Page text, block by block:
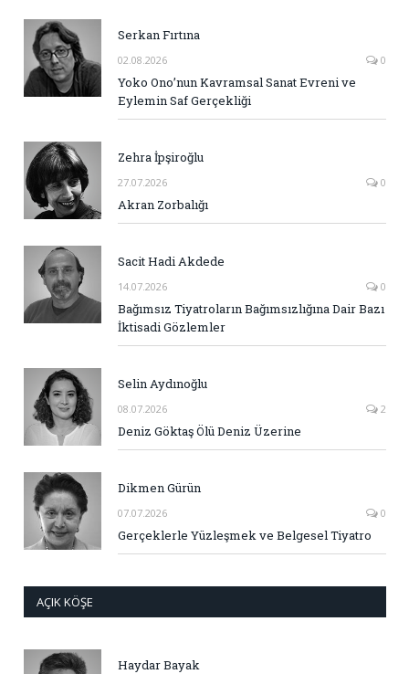
Serkan Fırtına
02.08.2026 0
Yoko Ono’nun Kavramsal Sanat Evreni ve
Eylemin Saf Gerçekliği
Zehra İpşiroğlu
27.07.2026 0
Akran Zorbalığı
Sacit Hadi Akdede
14.07.2026 0
Bağımsız Tiyatroların Bağımsızlığına Dair Bazı
İktisadi Gözlemler
Selin Aydınoğlu
08.07.2026 2
Deniz Göktaş Ölü Deniz Üzerine
Dikmen Gürün
07.07.2026 0
Gerçeklerle Yüzleşmek ve Belgesel Tiyatro
AÇIK KÖŞE
Haydar Bayak